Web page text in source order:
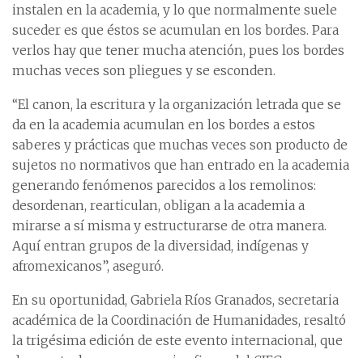
instalen en la academia, y lo que normalmente suele
suceder es que éstos se acumulan en los bordes. Para
verlos hay que tener mucha atención, pues los bordes
muchas veces son pliegues y se esconden.
“El canon, la escritura y la organización letrada que se
da en la academia acumulan en los bordes a estos
saberes y prácticas que muchas veces son producto de
sujetos no normativos que han entrado en la academia
generando fenómenos parecidos a los remolinos:
desordenan, rearticulan, obligan a la academia a
mirarse a sí misma y estructurarse de otra manera.
Aquí entran grupos de la diversidad, indígenas y
afromexicanos”, aseguró.
En su oportunidad, Gabriela Ríos Granados, secretaria
académica de la Coordinación de Humanidades, resaltó
la trigésima edición de este evento internacional, que